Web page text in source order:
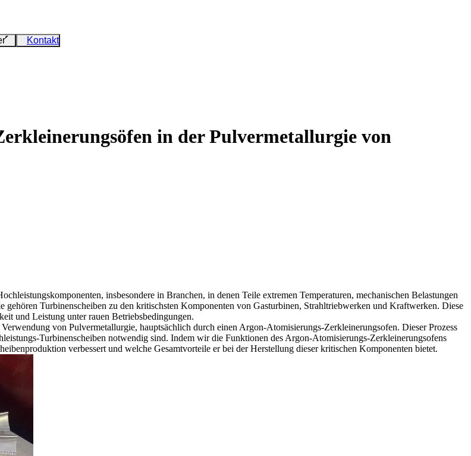
Kontakt
in der Pulvermetallurgie von
insbesondere in Branchen, in denen Teile extremen Temperaturen, mechanischen Belastungen
gehören Turbinenscheiben zu den kritischsten Komponenten von Gasturbinen, Strahltriebwerken und Kraftwerken. Diese
und Leistung unter rauen Betriebsbedingungen.
von Pulvermetallurgie, hauptsächlich durch einen Argon-Atomisierungs-Zerkleinerungsofen. Dieser Prozess
Turbinenscheiben notwendig sind. Indem wir die Funktionen des Argon-Atomisierungs-Zerkleinerungsofens
verbessert und welche Gesamtvorteile er bei der Herstellung dieser kritischen Komponenten bietet.